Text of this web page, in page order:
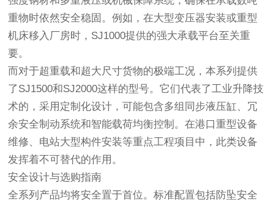
重物时依然安全稳固。例如，在大型变压器安装或重型
机床移入厂房时，SJ1000提供的强大承载平台至关重
要。
而对于超重载和超大尺寸货物的极端工况，本系列提供
了SJ1500和SJ2000这样的型号。它们代表了工业升降技
术的，采用定制化设计，可能包含多组同步液压缸、冗
余安全制动系统和智能载荷均衡控制。在港口重型设备
维修、电站大型构件安装等重点工程项目中，此类设备
发挥着不可替代的作用。
安全设计与选购指南
全系列产品均将安全置于首位。标准配置包括防坠安全